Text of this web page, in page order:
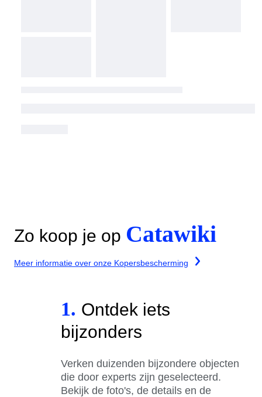
Zo koop je op Catawiki
Meer informatie over onze Kopersbescherming
1. Ontdek iets
bijzonders
Verken duizenden bijzondere objecten
die door experts zijn geselecteerd.
Bekijk de foto's, de details en de